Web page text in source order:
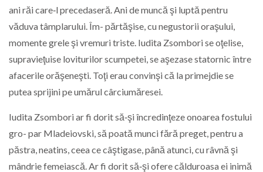
ani răi care‑l precedaseră. Ani de muncă şi luptă pentru
văduva tâmplarului. Îm- părtăşise, cu negustorii oraşului,
momente grele şi vremuri triste. Iudita Zsombori se oţelise,
supravieţuise loviturilor scumpetei, se aşezase statornic între
afacerile orăşeneşti. Toţi erau convinşi că la primejdie se
putea sprijini pe umărul cârciumăresei.
Iudita Zsombori ar fi dorit să‑şi încredinţeze onoarea fostului
gro- par Mladeiovski, să poată munci fără preget, pentru a
păstra, neatins, ceea ce câştigase, până atunci, cu râvnă şi
mândrie femeiască. Ar fi dorit să‑şi ofere călduroasa ei inimă